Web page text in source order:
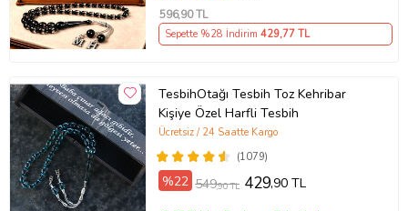
596,90 TL
Sepette %28 İndirim 429,77 TL
TesbihOtağı Tesbih Toz Kehribar
Kişiye Özel Harfli Tesbih
(1079)
Ücretsiz / 24 Saatte Kargo
%22 549,90 TL 429,90 TL